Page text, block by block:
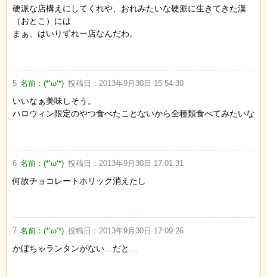
硬派な店構えにしてくれや、おれみたいな硬派に生きてきた漢
（おとこ）には
まぁ、はいりずれー店なんだわ。
5 名前：(*‘ω‘*) 投稿日： 2013年9月30日 15:54:30
いいなぁ美味しそう。
ハロウィン限定のやつ食べたことないから全種類食べてみたいな
6 名前：(*‘ω‘*) 投稿日： 2013年9月30日 17:01:31
何故チョコレートホリック消えたし
7 名前：(*‘ω‘*) 投稿日： 2013年9月30日 17:09:26
かぼちゃランタンがない…だと…